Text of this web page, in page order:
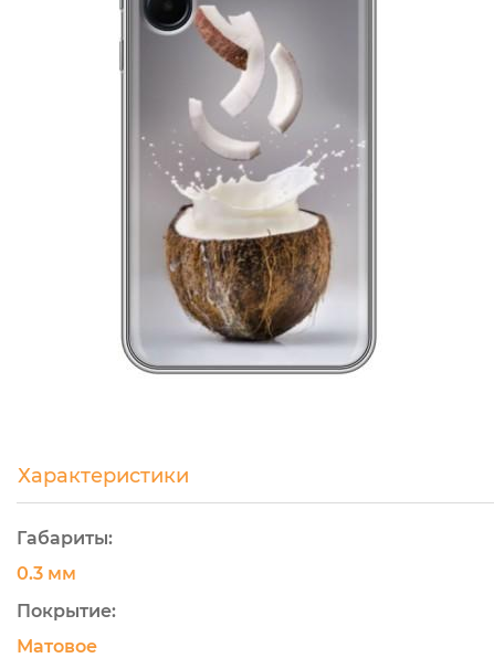
Характеристики
Габариты:
0.3 мм
Покрытие:
Матовое